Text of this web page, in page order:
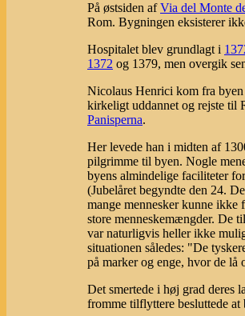
På østsiden afVia del Monte
Rom. Bygningen eksisterer
Hospitalet blev grundlagt i
1372 og 1379, men overgik
Nicolaus Henrici kom fra
kirkeligt uddannet og rejste til
Panisperna.
Her levede han i midten af
pilgrimme til byen. Nogle
byens almindelige faciliteter
(Jubelåret begyndte den 24.
mange mennesker kunne
store menneskemængder. De
var naturligvis heller ikke
situationen således: "De
på marker og enge, hvor de lå
Det smertede i høj grad deres
fromme tilflyttere besluttede